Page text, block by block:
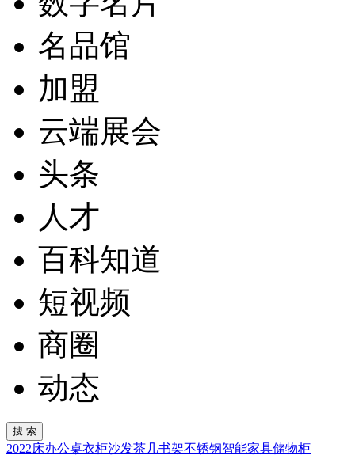
名品馆
加盟
云端展会
头条
人才
百科知道
短视频
商圈
动态
2022床办公桌衣柜沙发茶几书架不锈钢智能家具储物柜